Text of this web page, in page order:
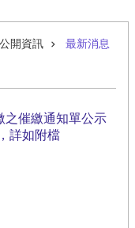
開資訊 最新消息
之催繳通知單公示
詳如附檔